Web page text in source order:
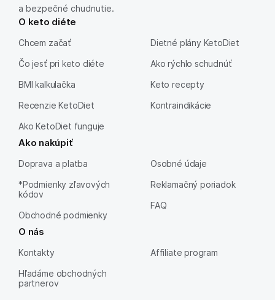
a bezpečné chudnutie.
O keto diéte
Chcem začať
Čo jesť pri keto diéte
BMI kalkulačka
Recenzie KetoDiet
Ako KetoDiet funguje
Dietné plány KetoDiet
Ako rýchlo schudnúť
Keto recepty
Kontraindikácie
Ako nakúpiť
Doprava a platba
*Podmienky zľavových
kódov
Obchodné podmienky
Osobné údaje
Reklamačný poriadok
FAQ
O nás
Kontakty
Hľadáme obchodných
partnerov
Affiliate program